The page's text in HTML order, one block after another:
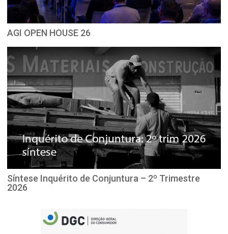
AGI OPEN HOUSE 26
Síntese Inquérito de Conjuntura – 2º Trimestre
2026